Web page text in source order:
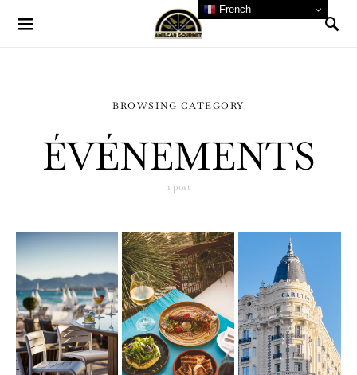
BROWSING CATEGORY
ÉVÉNEMENTS
1 post
French